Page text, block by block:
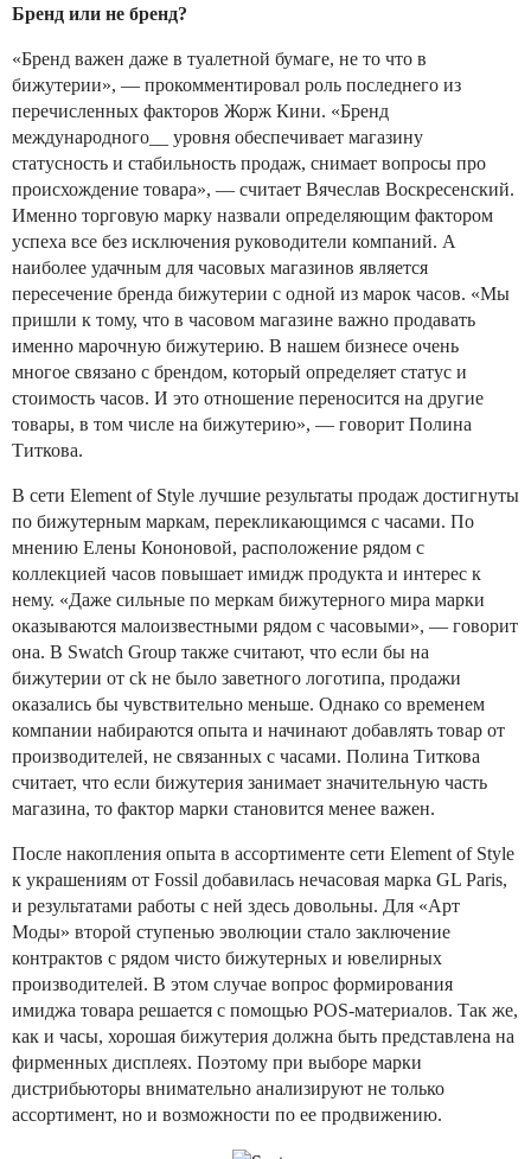
Бренд или не бренд?
«Бренд важен даже в туалетной бумаге, не то что в
бижутерии», — прокомментировал роль последнего из
перечисленных факторов Жорж Кини. «Бренд
международного__ уровня обеспечивает магазину
статусность и стабильность продаж, снимает вопросы про
происхождение товара», — считает Вячеслав Воскресенский.
Именно торговую марку назвали определяющим фактором
успеха все без исключения руководители компаний. А
наиболее удачным для часовых магазинов является
пересечение бренда бижутерии с одной из марок часов. «Мы
пришли к тому, что в часовом магазине важно продавать
именно марочную бижутерию. В нашем бизнесе очень
многое связано с брендом, который определяет статус и
стоимость часов. И это отношение переносится на другие
товары, в том числе на бижутерию», — говорит Полина
Титкова.
В сети Element of Style лучшие результаты продаж достигнуты
по бижутерным маркам, перекликающимся с часами. По
мнению Елены Кононовой, расположение рядом с
коллекцией часов повышает имидж продукта и интерес к
нему. «Даже сильные по меркам бижутерного мира марки
оказываются малоизвестными рядом с часовыми», — говорит
она. В Swatch Group также считают, что если бы на
бижутерии от ck не было заветного логотипа, продажи
оказались бы чувствительно меньше. Однако со временем
компании набираются опыта и начинают добавлять товар от
производителей, не связанных с часами. Полина Титкова
считает, что если бижутерия занимает значительную часть
магазина, то фактор марки становится менее важен.
После накопления опыта в ассортименте сети Element of Style
к украшениям от Fossil добавилась нечасовая марка GL Paris,
и результатами работы с ней здесь довольны. Для «Арт
Моды» второй ступенью эволюции стало заключение
контрактов с рядом чисто бижутерных и ювелирных
производителей. В этом случае вопрос формирования
имиджа товара решается с помощью POS-материалов. Так же,
как и часы, хорошая бижутерия должна быть представлена на
фирменных дисплеях. Поэтому при выборе марки
дистрибьюторы внимательно анализируют не только
ассортимент, но и возможности по ее продвижению.